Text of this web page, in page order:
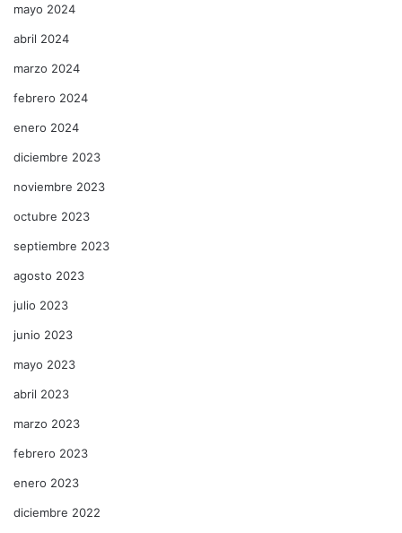
mayo 2024
abril 2024
marzo 2024
febrero 2024
enero 2024
diciembre 2023
noviembre 2023
octubre 2023
septiembre 2023
agosto 2023
julio 2023
junio 2023
mayo 2023
abril 2023
marzo 2023
febrero 2023
enero 2023
diciembre 2022